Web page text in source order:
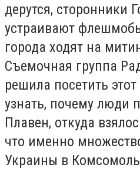
дерутся, сторонники
устраивают
города ходят на
Съемочная группа
решила посетить
узнать, почему люди
Плавен, откуда
что именно
Украины в